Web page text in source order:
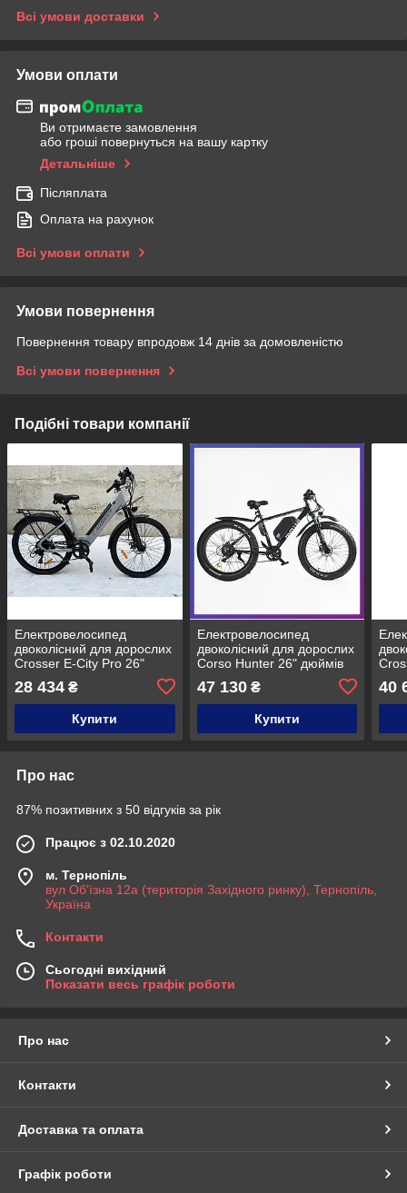
Всі умови доставки
Умови оплати
Ви отримаєте замовлення
або гроші повернуться на вашу картку
Детальніше
Післяплата
Оплата на рахунок
Всі умови оплати
Умови повернення
Повернення товару впродовж 14 днів за домовленістю
Всі умови повернення
Подібні товари компанії
Електровелосипед
двоколісний для дорослих
Crosser E-City Pro 26"
48V/500W/10.4Ah 35 км/
год Сірий глянець
28 434 ₴
Купити
Електровелосипед
двоколісний для дорослих
Corso Hunter 26" дюймів
48V20Ah
47 130₴
Купити
40
Про нас
87% позитивних з 50 відгуків за рік
Працює з 02.10.2020
м. Тернопіль
вул Об'їзна 12а (територія Західного ринку), Тернопіль,
Україна
Контакти
Сьогодні вихідний
Показати весь графік роботи
Про нас
Контакти
Доставка та оплата
Графік роботи